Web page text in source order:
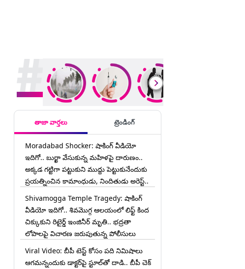
తాజా వార్తలు ట్రెండింగ్
Moradabad Shocker: షాకింగ్ వీడియో
ఇదిగో.. బుర్ఖా వేసుకున్న మహిళపై దారుణం..
అక్కడ గట్టిగా పట్టుకుని ముద్దు పెట్టుకునేందుకు
ప్రయత్నించిన కామాంధుడు, నిందితుడు అరెస్ట్..
Shivamogga Temple Tragedy: షాకింగ్
వీడియో ఇదిగో.. శివమొగ్గ ఆలయంలో లిఫ్ట్ కింద
చిక్కుకుని రిటైర్డ్ ఇంజినీర్ మృతి.. భద్రతా
లోపాలపై విచారణ జరుపుతున్న పోలీసులు
Viral Video: బీపీ టెస్ట్‌ కోసం పది నిమిషాలు
ఆగమన్నందుకు డాక్టర్‌పై స్టూల్‌తో దాడి.. బీపీ చెక్